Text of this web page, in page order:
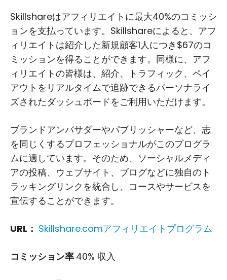
Skillshareはアフィリエイトに最大40%のコミッシ
ョンを支払っています。Skillshareによると、アフ
ィリエイトは紹介した新規顧客1人につき$67のコ
ミッションを得ることができます。同様に、アフ
ィリエイトの皆様は、紹介、トラフィック、ペイ
アウトをリアルタイムで追跡できるパーソナライ
ズされたダッシュボードをご利用いただけます。
ブランドアンバサダーやパブリッシャーなど、志
を同じくするプロフェッショナルがこのプログラ
ムに適しています。そのため、ソーシャルメディ
アの投稿、ウェブサイト、ブログなどに独自のト
ラッキングリンクを統合し、コースやサービスを
宣伝することができます。
URL： Skillshare.comアフィリエイトプログラム
コミッション率 40% 収入